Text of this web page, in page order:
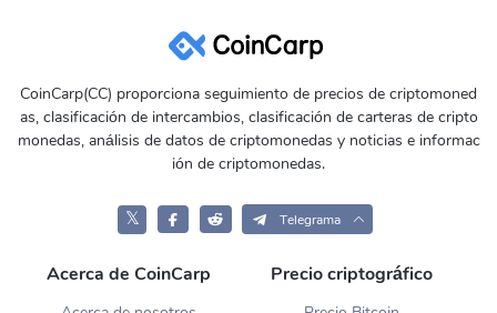
CoinCarp(CC) proporciona seguimiento de precios de criptomoned
as, clasificación de intercambios, clasificación de carteras de cripto
monedas, análisis de datos de criptomonedas y noticias e informac
ión de criptomonedas.
𝕏 Telegrama
Acerca de CoinCarp Precio criptográfico